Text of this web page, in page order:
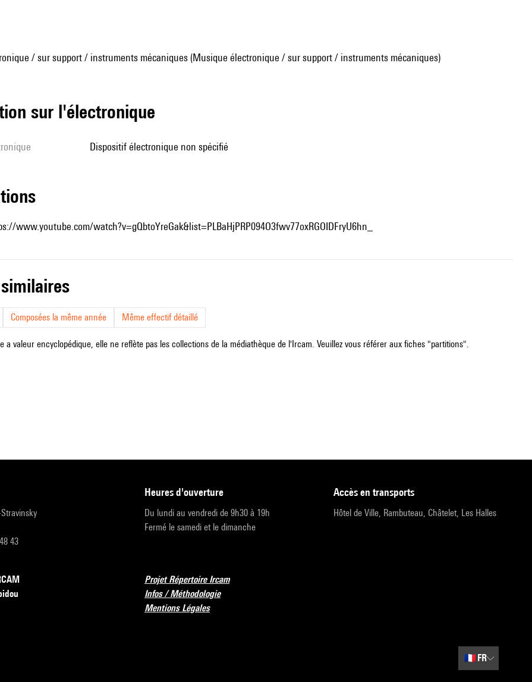
/ sur support / instruments mécaniques (Musique électronique / sur support / instruments mécaniques)
sur l'électronique
dispositif électronique non spécifié
www.youtube.com/watch?v=gQbtoYreGak&list=PLBaHjPRP094O3fwv77oxRGOIDFryU6hn
similaires
Composées la même année Même effectif détaillé
a valeur encyclopédique, elle ne reflète pas les collections de la médiathèque de l'Ircam. Veuillez vous référer aux fiches "partitions".
43
heures d'ouverture
Du lundi au vendredi de 9h30 à 19h
Fermé le samedi et le dimanche
accès en transports
Hôtel de Ville, Rambuteau, Châtelet, Les Halles
Projet Répertoire Ircam
Infos / Méthodologie
Mentions Légales
🇫🇷 FR